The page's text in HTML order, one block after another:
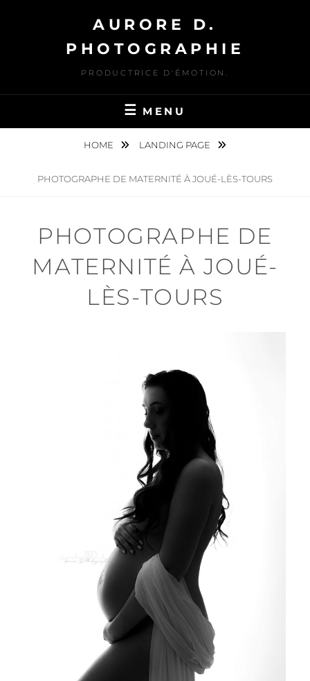
AURORE D.
PHOTOGRAPHIE
PRODUCTRICE D'ÉMOTION.
MENU
HOME LANDING PAGE
PHOTOGRAPHE DE MATERNITÉ À JOUÉ-LÈS-TOURS
PHOTOGRAPHE DE
MATERNITÉ À JOUÉ-
LÈS-TOURS